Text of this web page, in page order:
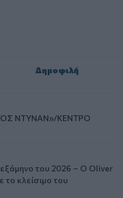
Δημοφιλή
ΝΤΥΝΑΝ»/ΚΕΝΤΡΟ
εξάμηνο του 2026 – Ο Oliver
το κλείσιμο του